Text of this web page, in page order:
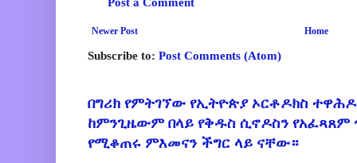
Newer Post Home
Subscribe to: Post Comments (Atom)
በግሪክ የምትገኘው የኢትዮጵያ ኦርቶዶክስ
ከምንጊዜውም በላይ የቅዱስ ሲኖዶስን የአፈጻጸም
የሚቆጠሩ ምእመናን ችግር ላይ ናቸው።